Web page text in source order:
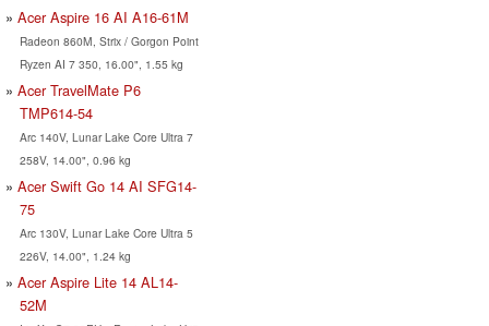
Acer Aspire 16 AI A16-61M
Radeon 860M, Strix / Gorgon Point
Ryzen AI 7 350, 16.00", 1.55 kg
Acer TravelMate P6
TMP614-54
Arc 140V, Lunar Lake Core Ultra 7
258V, 14.00", 0.96 kg
Acer Swift Go 14 AI SFG14-
75
Arc 130V, Lunar Lake Core Ultra 5
226V, 14.00", 1.24 kg
Acer Aspire Lite 14 AL14-
52M